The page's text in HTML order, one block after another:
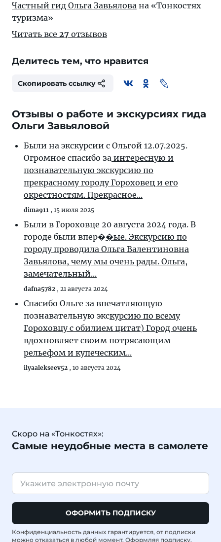
Частный гид Ольга Завьялова на «Тонкостях
туризма»
Читать все 27 отзывов
Делитесь тем, что нравится
Скопировать ссылку
Отзывы о работе и экскурсиях гида
Ольги Завьяловой
Были на экскурсии с Ольгой 12.07.2025.
Огромное спасибо за интересную и
познавательную экскурсию по
прекрасному городу Гороховец и его
окрестностям. Прекрасное...
dima911 , 15 июля 2025
Были в Гороховце 20 августа 2024 года. В
городе были впер��ые. Экскурсию по
городу проводила Ольга Валентиновна
Завьялова, чему мы очень рады. Ольга,
замечательный...
dafna5782 , 21 августа 2024
Спасибо Ольге за впечатляющую
познавательную экскурсию по всему
Гороховцу с обилием цитат) Город очень
вдохновляет своим потрясающим
рельефом и купеческим...
ilyaalekseev52 , 10 августа 2024
Скоро на «Тонкостях»:
Самые неудобные места в самолете
ОФОРМИТЬ ПОДПИСКУ
Конфиденциальность данных гарантируется, от подписки
можно отказаться в любой момент. Оформляя подписку,